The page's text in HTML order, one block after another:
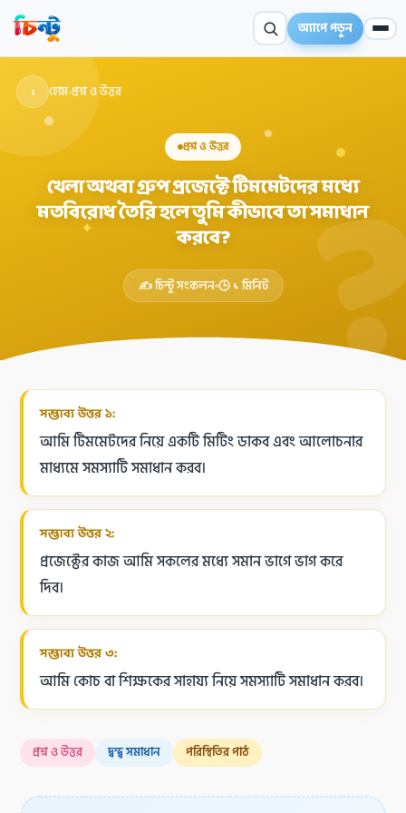
অ্যাপে পড়ুন
✦
‹ হোম›প্রশ্ন ও উত্তর
প্রশ্ন ও উত্তর
খেলা অথবা গ্রুপ প্রজেক্টে টিমমেটদের মধ্যে
মতবিরোধ তৈরি হলে তুমি কীভাবে তা সমাধান
করবে?
✍️ চিন্টু সংকলন 🕒 ১ মিনিট
সম্ভাব্য উত্তর ১:
আমি টিমমেটদের নিয়ে একটি মিটিং ডাকব এবং আলোচনার
মাধ্যমে সমস্যাটি সমাধান করব।
সম্ভাব্য উত্তর ২:
প্রজেক্টের কাজ আমি সকলের মধ্যে সমান ভাগে ভাগ করে
দিব।
সম্ভাব্য উত্তর ৩:
আমি কোচ বা শিক্ষকের সাহায্য নিয়ে সমস্যাটি সমাধান করব।
প্রশ্ন ও উত্তর দ্বন্দ্ব সমাধান পরিস্থিতির পাঠ